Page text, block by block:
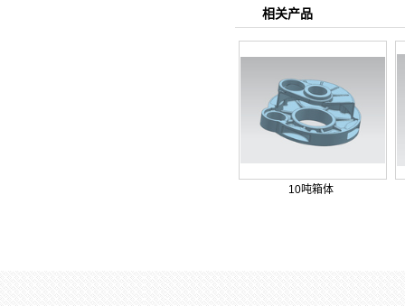
相关产品
10吨箱体